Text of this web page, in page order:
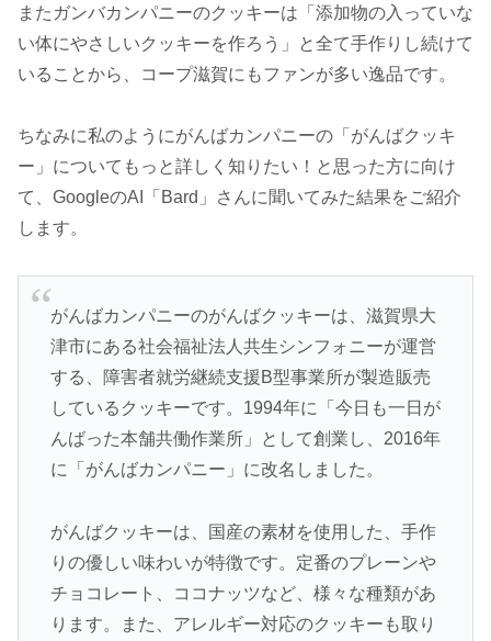
またガンバカンパニーのクッキーは「添加物の入っていな
い体にやさしいクッキーを作ろう」と全て手作りし続けて
いることから、コープ滋賀にもファンが多い逸品です。
ちなみに私のようにがんばカンパニーの「がんばクッキ
ー」についてもっと詳しく知りたい！と思った方に向け
て、GoogleのAI「Bard」さんに聞いてみた結果をご紹介
します。
がんばカンパニーのがんばクッキーは、滋賀県大
津市にある社会福祉法人共生シンフォニーが運営
する、障害者就労継続支援B型事業所が製造販売
しているクッキーです。1994年に「今日も一日が
んばった本舗共働作業所」として創業し、2016年
に「がんばカンパニー」に改名しました。
がんばクッキーは、国産の素材を使用した、手作
りの優しい味わいが特徴です。定番のプレーンや
チョコレート、ココナッツなど、様々な種類があ
ります。また、アレルギー対応のクッキーも取り